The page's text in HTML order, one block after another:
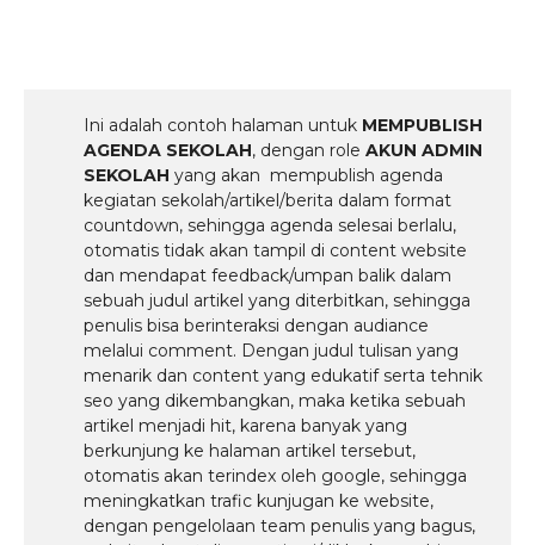
Ini adalah contoh halaman untuk MEMPUBLISH
AGENDA SEKOLAH, dengan role AKUN ADMIN
SEKOLAH yang akan mempublish agenda
kegiatan sekolah/artikel/berita dalam format
countdown, sehingga agenda selesai berlalu,
otomatis tidak akan tampil di content website
dan mendapat feedback/umpan balik dalam
sebuah judul artikel yang diterbitkan, sehingga
penulis bisa berinteraksi dengan audiance
melalui comment. Dengan judul tulisan yang
menarik dan content yang edukatif serta tehnik
seo yang dikembangkan, maka ketika sebuah
artikel menjadi hit, karena banyak yang
berkunjung ke halaman artikel tersebut,
otomatis akan terindex oleh google, sehingga
meningkatkan trafic kunjugan ke website,
dengan pengelolaan team penulis yang bagus,